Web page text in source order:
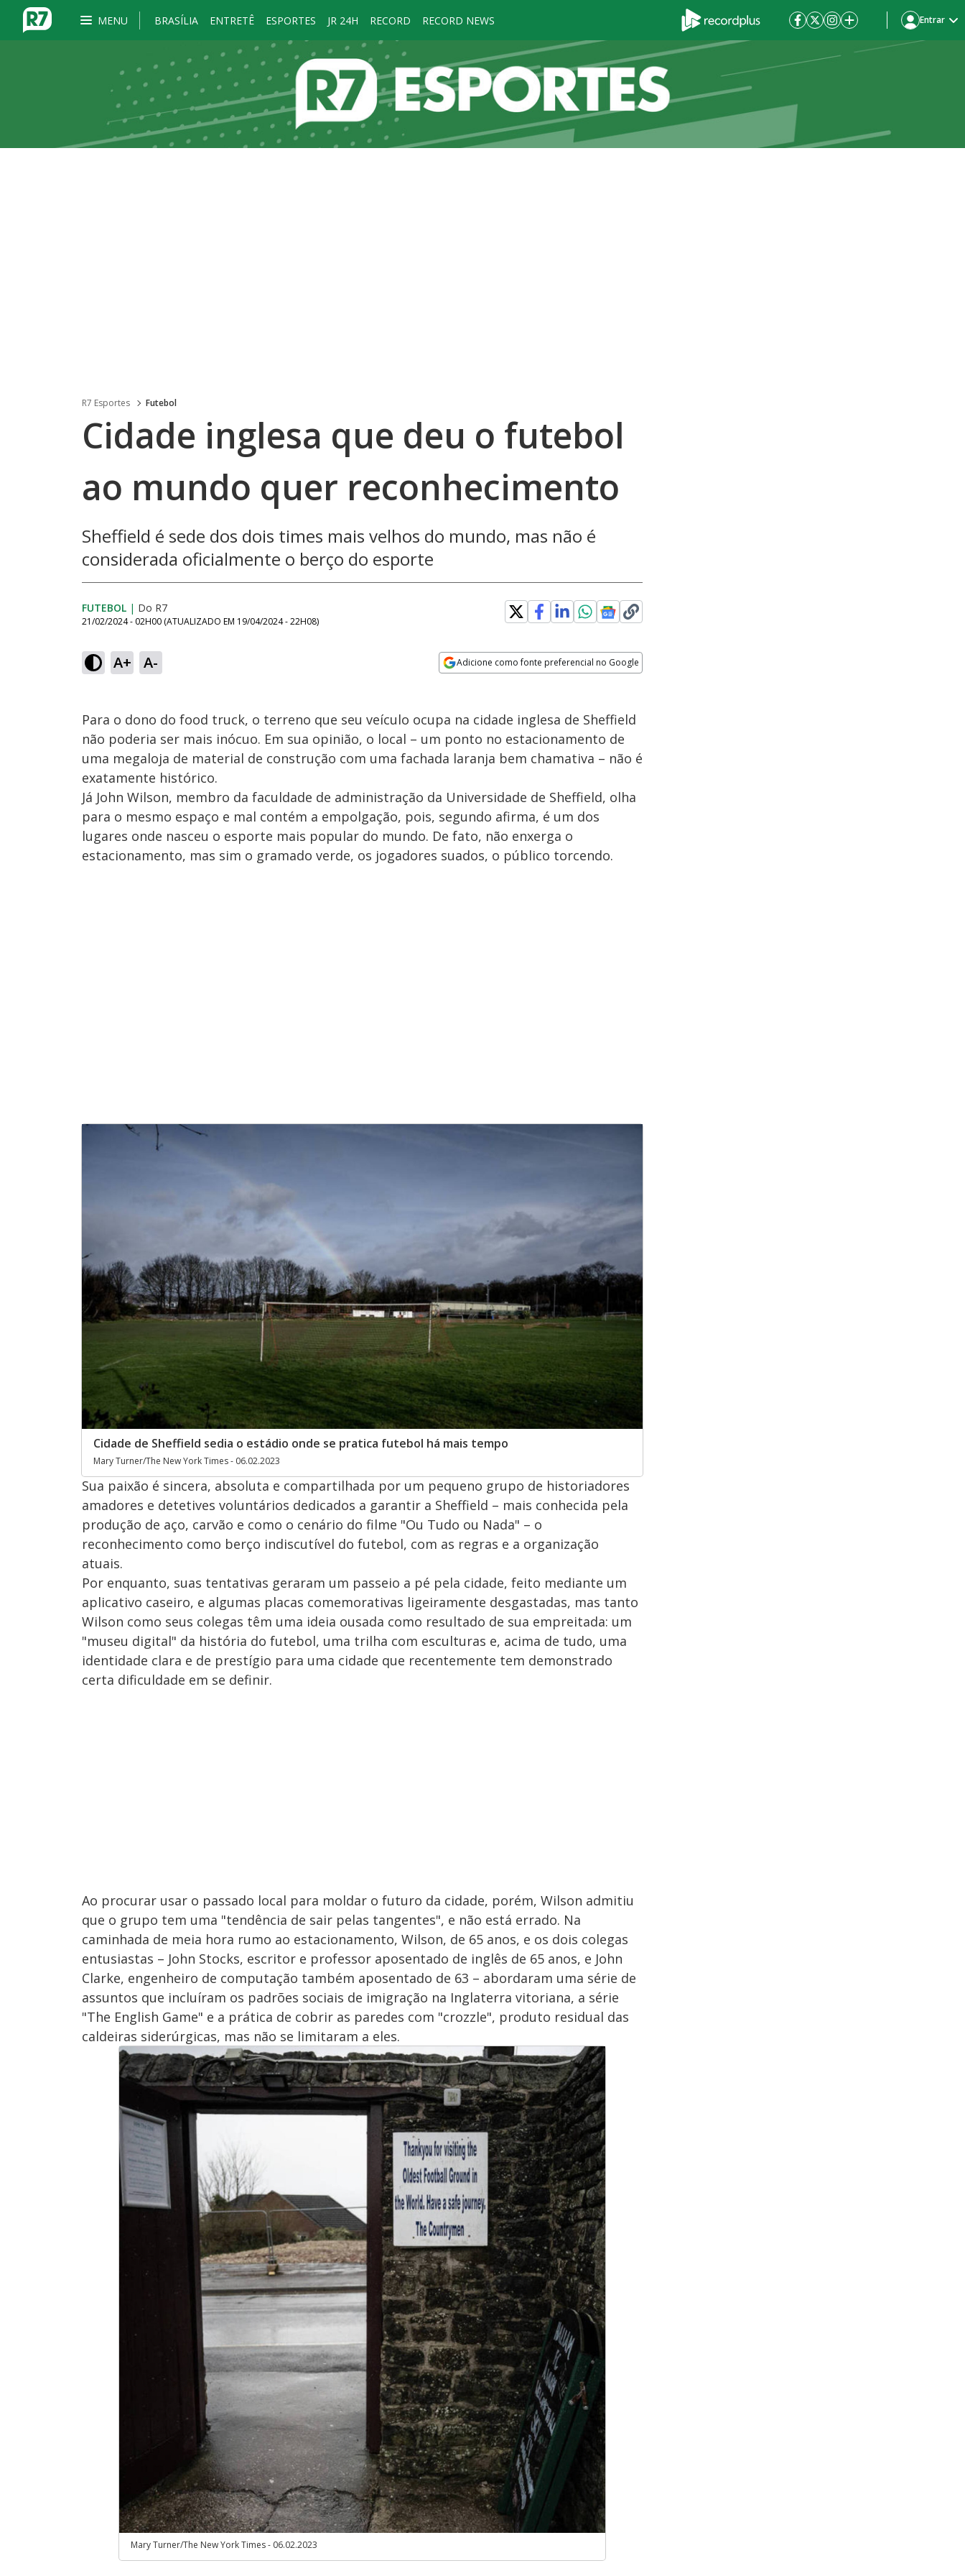
MENU BRASÍLIA ENTRETÊ ESPORTES JR 24H RECORD RECORD NEWS Entrar
R7 Esportes Futebol
Cidade inglesa que deu o futebol
ao mundo quer reconhecimento
Sheffield é sede dos dois times mais velhos do mundo, mas não é
considerada oficialmente o berço do esporte
FUTEBOL | Do R7
21/02/2024 - 02H00 (ATUALIZADO EM 19/04/2024 - 22H08)
A+ A- Adicione como fonte preferencial no Google
Para o dono do food truck, o terreno que seu veículo ocupa na cidade inglesa de Sheffield
não poderia ser mais inócuo. Em sua opinião, o local – um ponto no estacionamento de
uma megaloja de material de construção com uma fachada laranja bem chamativa – não é
exatamente histórico.
Já John Wilson, membro da faculdade de administração da Universidade de Sheffield, olha
para o mesmo espaço e mal contém a empolgação, pois, segundo afirma, é um dos
lugares onde nasceu o esporte mais popular do mundo. De fato, não enxerga o
estacionamento, mas sim o gramado verde, os jogadores suados, o público torcendo.
Cidade de Sheffield sedia o estádio onde se pratica futebol há mais tempo
Mary Turner/The New York Times - 06.02.2023
Sua paixão é sincera, absoluta e compartilhada por um pequeno grupo de historiadores
amadores e detetives voluntários dedicados a garantir a Sheffield – mais conhecida pela
produção de aço, carvão e como o cenário do filme "Ou Tudo ou Nada" – o
reconhecimento como berço indiscutível do futebol, com as regras e a organização
atuais.
Por enquanto, suas tentativas geraram um passeio a pé pela cidade, feito mediante um
aplicativo caseiro, e algumas placas comemorativas ligeiramente desgastadas, mas tanto
Wilson como seus colegas têm uma ideia ousada como resultado de sua empreitada: um
"museu digital" da história do futebol, uma trilha com esculturas e, acima de tudo, uma
identidade clara e de prestígio para uma cidade que recentemente tem demonstrado
certa dificuldade em se definir.
Ao procurar usar o passado local para moldar o futuro da cidade, porém, Wilson admitiu
que o grupo tem uma "tendência de sair pelas tangentes", e não está errado. Na
caminhada de meia hora rumo ao estacionamento, Wilson, de 65 anos, e os dois colegas
entusiastas – John Stocks, escritor e professor aposentado de inglês de 65 anos, e John
Clarke, engenheiro de computação também aposentado de 63 – abordaram uma série de
assuntos que incluíram os padrões sociais de imigração na Inglaterra vitoriana, a série
"The English Game" e a prática de cobrir as paredes com "crozzle", produto residual das
caldeiras siderúrgicas, mas não se limitaram a eles.
Mary Turner/The New York Times - 06.02.2023